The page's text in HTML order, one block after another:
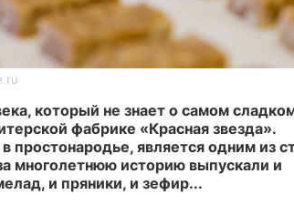
который не знает о самом
фабрике «Красная звезда».
простонародье, является одним из
многолетнюю историю выпускали и
и пряники, и зефир...